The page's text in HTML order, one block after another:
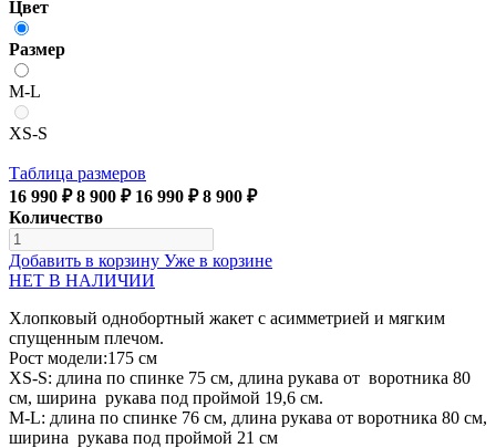
Цвет
Размер
M-L
XS-S
Таблица размеров
16 990 ₽ 8 900 ₽ 16 990 ₽ 8 900 ₽
Количество
Добавить в корзину Уже в корзине
НЕТ В НАЛИЧИИ
Хлопковый однобортный жакет с асимметрией и мягким
спущенным плечом.
Рост модели:175 см
XS-S: длина по спинке 75 см, длина рукава от воротника 80
см, ширина рукава под проймой 19,6 см.
М-L: длина по спинке 76 см, длина рукава от воротника 80 см,
ширина рукава под проймой 21 см